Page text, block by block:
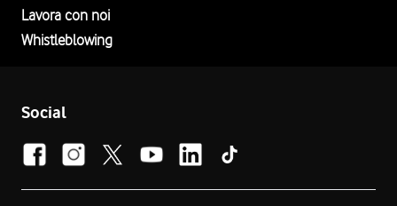
Lavora con noi
Whistleblowing
Social